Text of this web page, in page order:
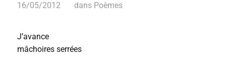
16/05/2012 dans Poèmes
J’avance
mâchoires serrées